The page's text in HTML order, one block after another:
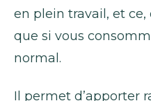
en plein travail, et
que si vous
normal.
Il permet d’apporter